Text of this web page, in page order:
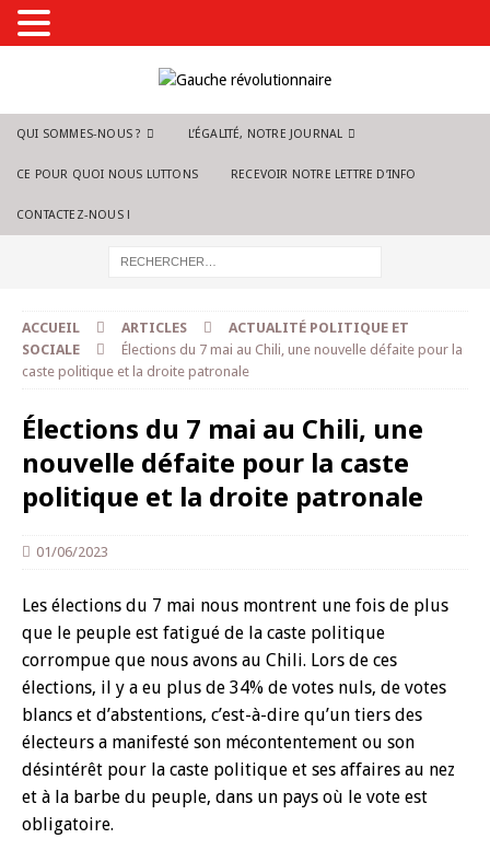
QUI SOMMES-NOUS ? L’ÉGALITÉ, NOTRE JOURNAL
CE POUR QUOI NOUS LUTTONS RECEVOIR NOTRE LETTRE D’INFO
CONTACTEZ-NOUS !
ACCUEIL ARTICLES
ACTUALITÉ POLITIQUE ET
SOCIALE
Élections du 7 mai au Chili, une nouvelle défaite pour la
caste politique et la droite patronale
Élections du 7 mai au Chili, une
nouvelle défaite pour la caste
politique et la droite patronale
01/06/2023
Les élections du 7 mai nous montrent une fois de plus
que le peuple est fatigué de la caste politique
corrompue que nous avons au Chili. Lors de ces
élections, il y a eu plus de 34% de votes nuls, de votes
blancs et d’abstentions, c’est-à-dire qu’un tiers des
électeurs a manifesté son mécontentement ou son
désintérêt pour la caste politique et ses affaires au nez
et à la barbe du peuple, dans un pays où le vote est
obligatoire.